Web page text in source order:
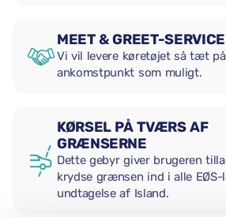
MEET & GREET-SERVICE
Vi vil levere køretøjet så tæt
ankomstpunkt som muligt.
KØRSEL PÅ TVÆRS AF
GRÆNSERNE
Dette gebyr giver brugeren
krydse grænsen ind i alle EØS-
undtagelse af Island.